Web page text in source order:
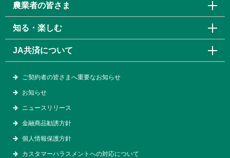
農業者の皆さま
知る・楽しむ
JA共済について
ご契約者の皆さまへ重要なお知らせ
お知らせ
ニュースリリース
金融商品勧誘方針
個人情報保護方針
カスタマーハラスメントへの対応について